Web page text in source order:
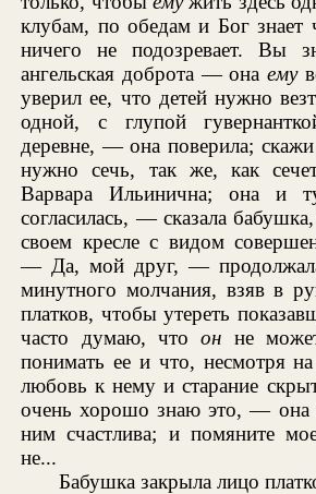
клубам, по обедам и Бог знает
ничего не подозревает. Вы
ангельская доброта — она ему
уверил ее, что детей нужно
одной, с глупой
деревне, — она поверила;
нужно сечь, так же, как
Варвара Ильинична; она и
согласилась, — сказала
своем кресле с видом
— Да, мой друг, —
минутного молчания, взяв в
платков, чтобы утереть
часто думаю, чтоон не
понимать ее и что, несмотря
любовь к нему и старание
очень хорошо знаю это, — она
ним счастлива; и помяните
не...
Бабушка закрыла лицо